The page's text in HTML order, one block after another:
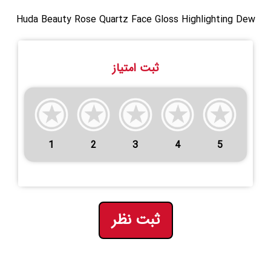
Huda Beauty Rose Quartz Face Gloss Highlighting Dew
ثبت امتیاز
1 2 3 4 5
ثبت نظر